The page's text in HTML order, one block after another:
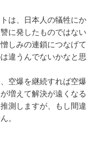
は、日本人の犠牲にか
に発したものではない
しみの連鎖につなげて
違うんでないかなと思
空爆を継続すれば空爆
増えて解決が遠くなる
測しますが、もし間違
。